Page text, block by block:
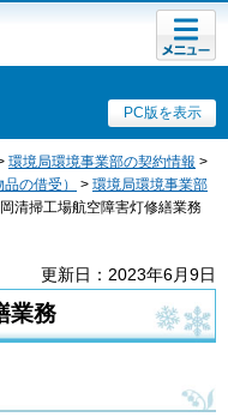
PC版を表示
メニュ
ー
環境局環境事業部の契約情報 >
の借受）
> 環境局環境事業部
清掃工場航空障害灯修繕業務
更新日：2023年6月9日
業務